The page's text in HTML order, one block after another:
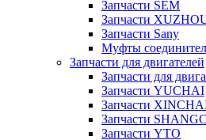
Запчасти SEM
Запчасти
Запчасти Sany
Муфты
Запчасти для двигателей
Запчасти для
Запчасти YUCHAI
Запчасти
Запчасти
Запчасти YTO